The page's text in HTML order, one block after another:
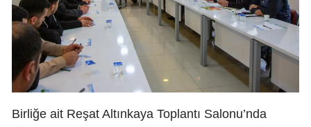
Birliğe ait Reşat Altınkaya Toplantı Salonu’nda